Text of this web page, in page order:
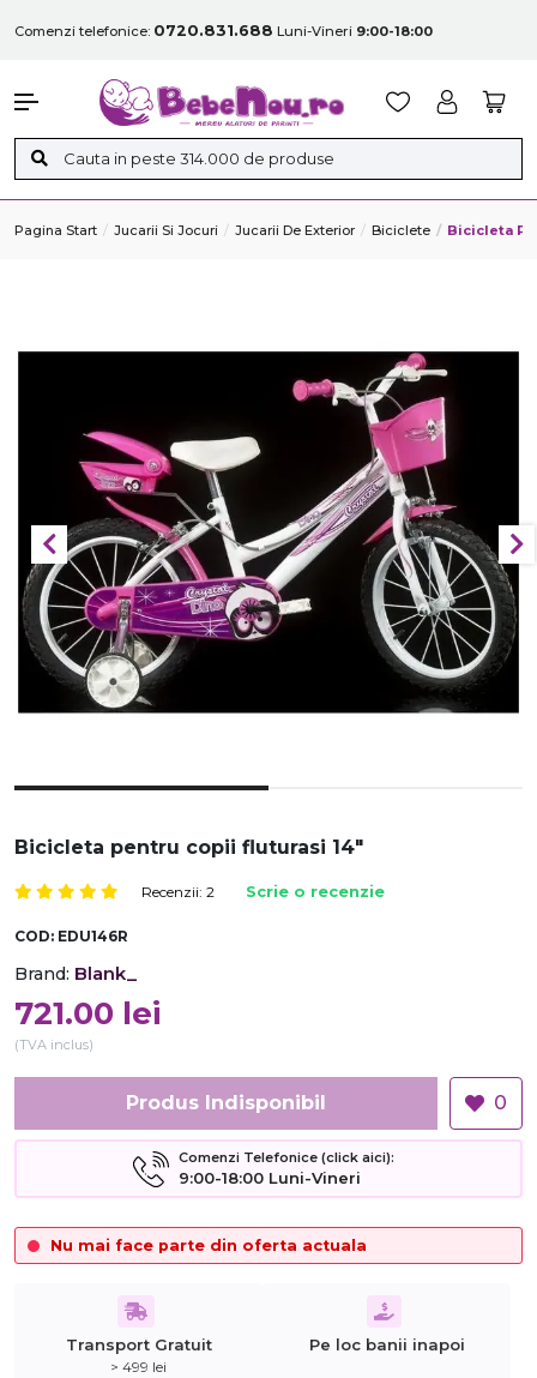
Comenzi telefonice: 0720.831.688 Luni-Vineri 9:00-18:00
Pagina Start Jucarii Si Jocuri Jucarii De Exterior Biciclete Bicicleta
Bicicleta pentru copii fluturasi 14"
Recenzii: 2 Scrie o recenzie
COD: EDU146R
Brand: Blank_
721.00 lei
(TVA inclus)
Produs Indisponibil 0
Comenzi Telefonice (click aici):
9:00-18:00 Luni-Vineri
Nu mai face parte din oferta actuala
Transport Gratuit
> 499 lei
Pe loc banii inapoi